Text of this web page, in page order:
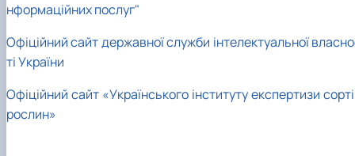
нформаційних послуг"
Офіційний сайт державної служби інтелектуальної
ті України
Офіційний сайт «Українського інституту експертизи
рослин»